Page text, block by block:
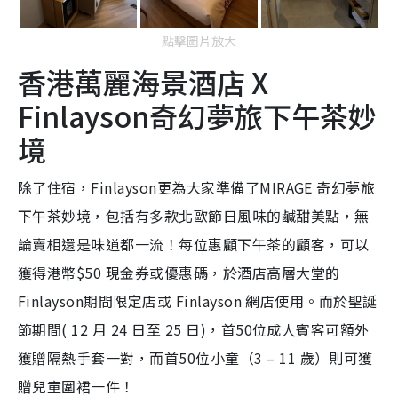
點擊圖片放大
香港萬麗海景酒店 X
Finlayson奇幻夢旅下午茶妙
境
除了住宿，Finlayson更為大家準備了MIRAGE 奇幻夢旅
下午茶妙境，包括有多款北歐節日風味的鹹甜美點，無
論賣相還是味道都一流！每位惠顧下午茶的顧客，可以
獲得港幣$50 現金券或優惠碼，於酒店高層大堂的
Finlayson期間限定店或 Finlayson 網店使用。而於聖誕
節期間( 12 月 24 日至 25 日)，首50位成人賓客可額外
獲贈隔熱手套一對，而首50位小童（3 – 11 歲）則可獲
贈兒童圍裙一件！